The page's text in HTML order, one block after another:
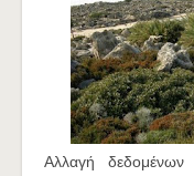
Αλλαγή